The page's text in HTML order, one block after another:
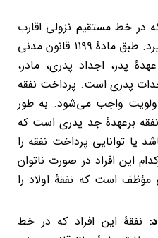
که در خط مستقیم نزولی اقارب
نسبی قرار دارد تعلق می‌گیرد. طبق مادۀ ۱۱۹۹ قانون مدنی
پدر، اجداد پدری، مادر،
پدری است. پرداخت نفقه
واجب می‌شود. به طور
برعهدۀ جد پدری است که
یا توانایی پرداخت نفقه را
این افراد در صورت ناتوان
مؤظف است که نفقۀ اولاد را
نفقۀ این افراد که در خط